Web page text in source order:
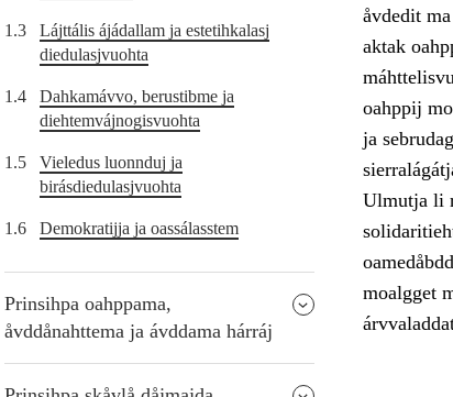
1.3
Lájttális ájádallam ja estetihkalasj
diedulasjvuohta
1.4
Dahkamávvo, berustibme ja
diehtemvájnogisvuohta
1.5
Vieledus luonnduj ja
birásdiedulasjvuohta
1.6 Demokratijja ja oassálasstem
Prinsihpa oahppama,
åvddånahttema ja ávddama hárráj
åvdedit
aktak
oahppij
ja
Ulmutja li
moalgget